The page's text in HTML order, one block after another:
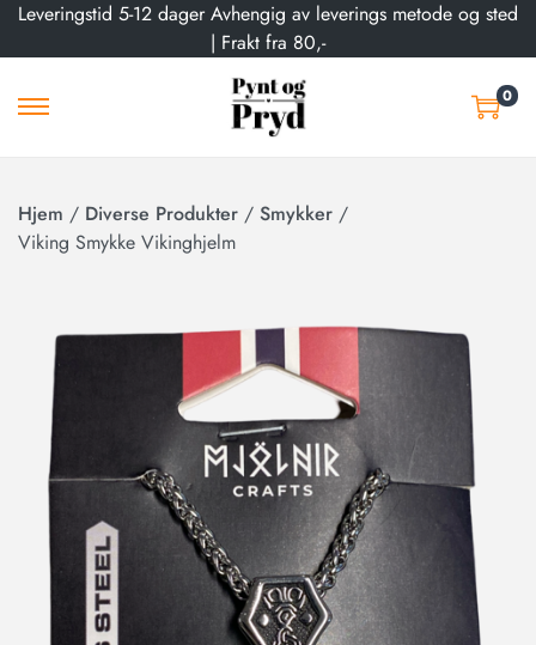
Leveringstid 5-12 dager Avhengig av leverings metode og sted
| Frakt fra 80,-
0
Hjem / Diverse Produkter / Smykker /
Viking Smykke Vikinghjelm